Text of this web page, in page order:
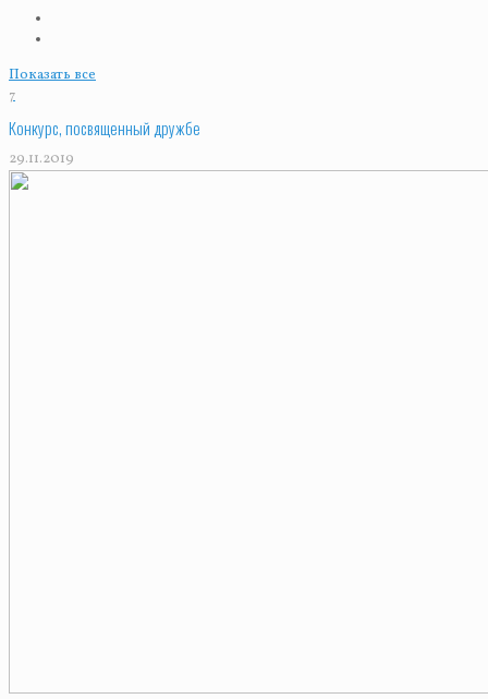
Показать все
7
Конкурс, посвященный дружбе
29.11.2019